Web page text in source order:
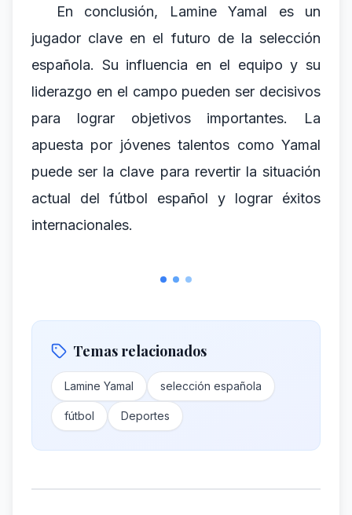
En conclusión, Lamine Yamal es un
jugador clave en el futuro de la selección
española. Su influencia en el equipo y su
liderazgo en el campo pueden ser decisivos
para lograr objetivos importantes. La
apuesta por jóvenes talentos como Yamal
puede ser la clave para revertir la situación
actual del fútbol español y lograr éxitos
internacionales.
Temas relacionados
Lamine Yamal selección española
fútbol Deportes